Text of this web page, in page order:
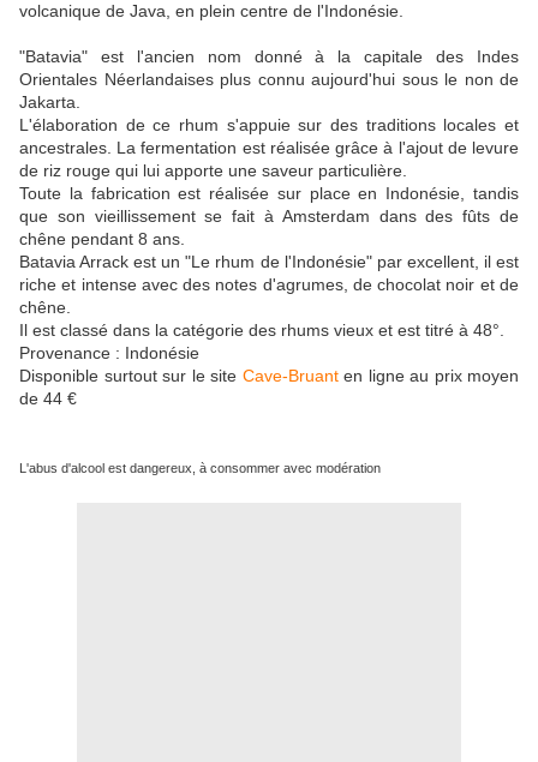
volcanique de Java, en plein centre de l'Indonésie.
"Batavia" est l'ancien nom donné à la capitale des Indes
Orientales Néerlandaises plus connu aujourd'hui sous le non de
Jakarta.
L'élaboration de ce rhum s'appuie sur des traditions locales et
ancestrales. La fermentation est réalisée grâce à l'ajout de levure
de riz rouge qui lui apporte une saveur particulière.
Toute la fabrication est réalisée sur place en Indonésie, tandis
que son vieillissement se fait à Amsterdam dans des fûts de
chêne pendant 8 ans.
Batavia Arrack est un "Le rhum de l'Indonésie" par excellent, il est
riche et intense avec des notes d'agrumes, de chocolat noir et de
chêne.
Il est classé dans la catégorie des rhums vieux et est titré à 48°.
Provenance : Indonésie
Disponible surtout sur le site Cave-Bruanten ligne au prix moyen
de 44 €
L'abus d'alcool est dangereux, à consommer avec modération